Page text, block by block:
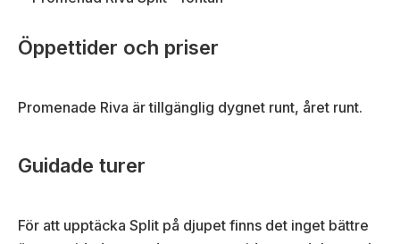
Öppettider och priser
Promenade Riva är tillgänglig dygnet runt, året runt.
Guidade turer
För att upptäcka Split på djupet finns det inget bättre